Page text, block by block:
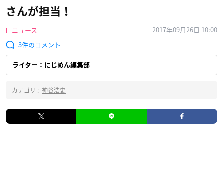
さんが担当！
ニュース
2017年09月26日 10:00
3
ライター：にじめん編集部
カテゴリ : 神谷浩史